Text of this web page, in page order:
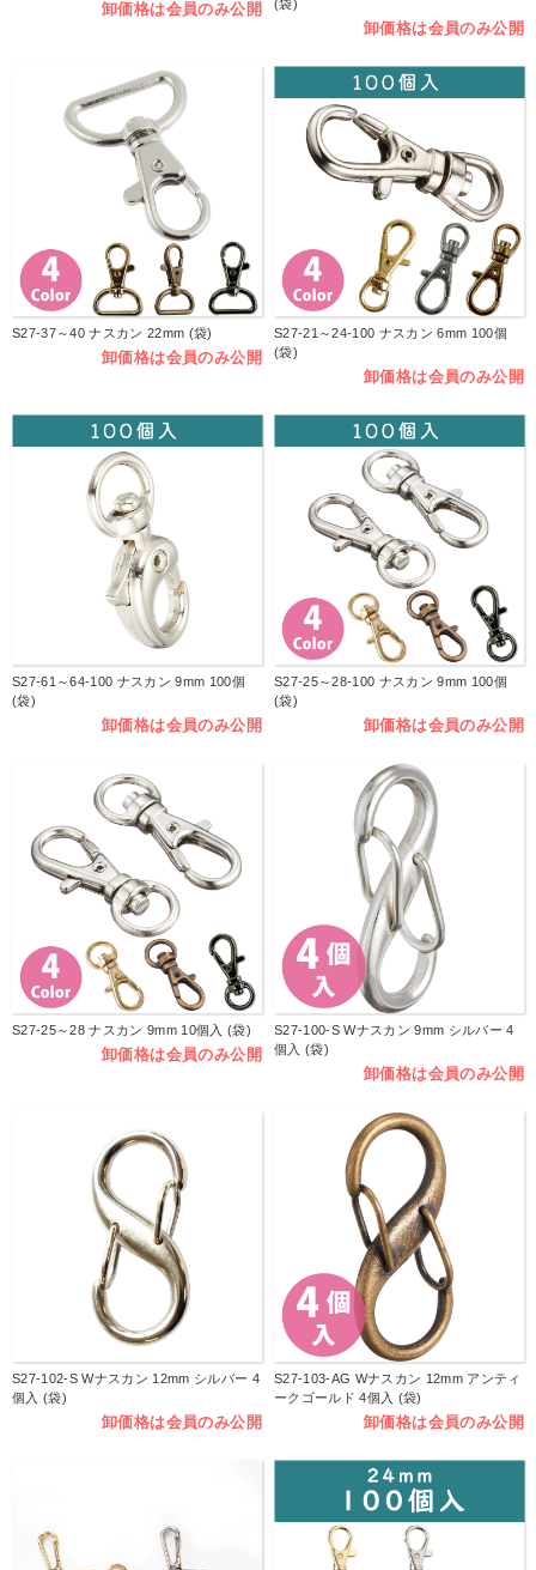
卸価格は会員のみ公開 (袋)
卸価格は会員のみ公開
S27-37～40 ナスカン 22mm (袋)
卸価格は会員のみ公開
S27-21～24-100 ナスカン 6mm 100個
(袋)
卸価格は会員のみ公開
S27-61～64-100 ナスカン 9mm 100個
(袋)
卸価格は会員のみ公開
S27-25～28-100 ナスカン 9mm 100個
(袋)
卸価格は会員のみ公開
S27-25～28 ナスカン 9mm 10個入 (袋)
卸価格は会員のみ公開
S27-100-S Wナスカン 9mm シルバー 4
個入 (袋)
卸価格は会員のみ公開
S27-102-S Wナスカン 12mm シルバー 4
個入 (袋)
卸価格は会員のみ公開
S27-103-AG Wナスカン 12mm アンティ
ークゴールド 4個入 (袋)
卸価格は会員のみ公開